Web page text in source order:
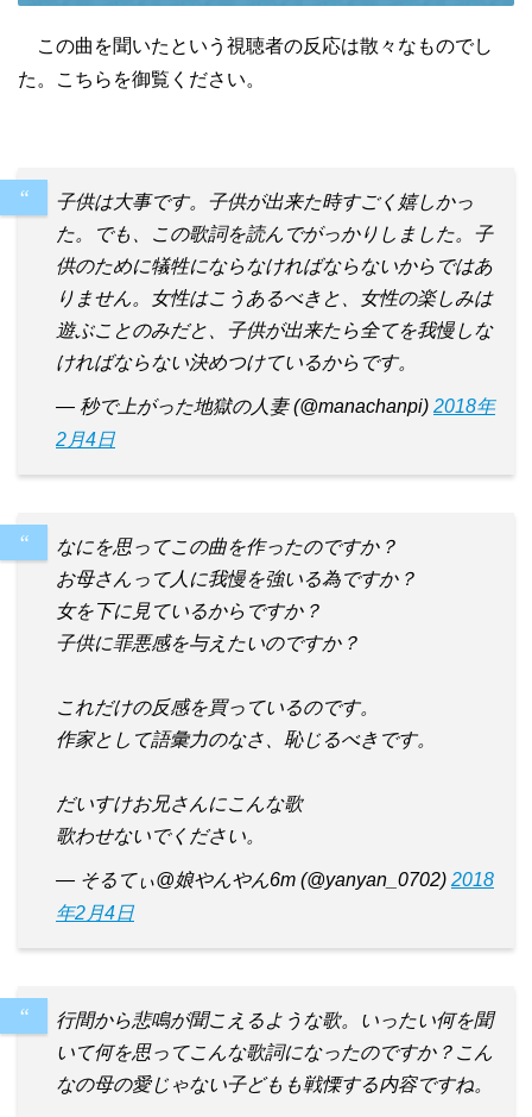
この曲を聞いたという視聴者の反応は散々なものでし
た。こちらを御覧ください。
子供は大事です。子供が出来た時すごく嬉しかっ
た。でも、この歌詞を読んでがっかりしました。子
供のために犠牲にならなければならないからではあ
りません。女性はこうあるべきと、女性の楽しみは
遊ぶことのみだと、子供が出来たら全てを我慢しな
ければならない決めつけているからです。
— 秒で上がった地獄の人妻 (@manachanpi) 2018年
2月4日
なにを思ってこの曲を作ったのですか？
お母さんって人に我慢を強いる為ですか？
女を下に見ているからですか？
子供に罪悪感を与えたいのですか？
これだけの反感を買っているのです。
作家として語彙力のなさ、恥じるべきです。
だいすけお兄さんにこんな歌
歌わせないでください。
— そるてぃ@娘やんやん6m (@yanyan_0702) 2018
年2月4日
行間から悲鳴が聞こえるような歌。いったい何を聞
いて何を思ってこんな歌詞になったのですか？こん
なの母の愛じゃない子どもも戦慄する内容ですね。